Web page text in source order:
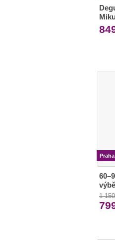
Praha
1